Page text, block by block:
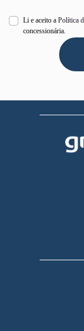
Li e aceito a Política
concessionária.